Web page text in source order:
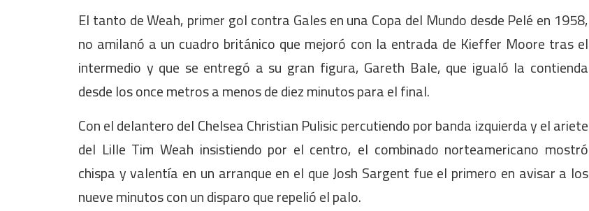
El tanto de Weah, primer gol contra Gales en una Copa del Mundo desde Pelé en 1958,
no amilanó a un cuadro británico que mejoró con la entrada de Kieffer Moore tras el
intermedio y que se entregó a su gran figura, Gareth Bale, que igualó la contienda
desde los once metros a menos de diez minutos para el final.
Con el delantero del Chelsea Christian Pulisic percutiendo por banda izquierda y el ariete
del Lille Tim Weah insistiendo por el centro, el combinado norteamericano mostró
chispa y valentía en un arranque en el que Josh Sargent fue el primero en avisar a los
nueve minutos con un disparo que repelió el palo.